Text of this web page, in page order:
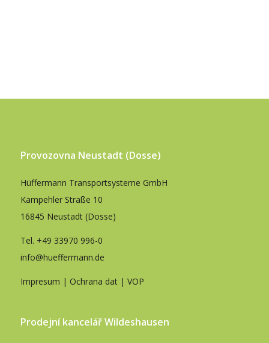
Provozovna Neustadt (Dosse)
Hüffermann Transportsysteme GmbH
Kampehler Straße 10
16845 Neustadt (Dosse)
Tel. +49 33970 996-0
info@hueffermann.de
Impresum | Ochrana dat| VOP
Prodejní kancelář Wildeshausen